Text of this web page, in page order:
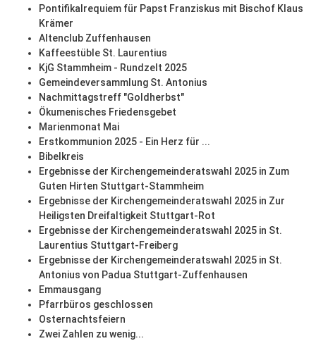
Pontifikalrequiem für Papst Franziskus mit Bischof Klaus
Krämer
Altenclub Zuffenhausen
Kaffeestüble St. Laurentius
KjG Stammheim - Rundzelt 2025
Gemeindeversammlung St. Antonius
Nachmittagstreff "Goldherbst"
Ökumenisches Friedensgebet
Marienmonat Mai
Erstkommunion 2025 - Ein Herz für ...
Bibelkreis
Ergebnisse der Kirchengemeinderatswahl 2025 in Zum
Guten Hirten Stuttgart-Stammheim
Ergebnisse der Kirchengemeinderatswahl 2025 in Zur
Heiligsten Dreifaltigkeit Stuttgart-Rot
Ergebnisse der Kirchengemeinderatswahl 2025 in St.
Laurentius Stuttgart-Freiberg
Ergebnisse der Kirchengemeinderatswahl 2025 in St.
Antonius von Padua Stuttgart-Zuffenhausen
Emmausgang
Pfarrbüros geschlossen
Osternachtsfeiern
Zwei Zahlen zu wenig...